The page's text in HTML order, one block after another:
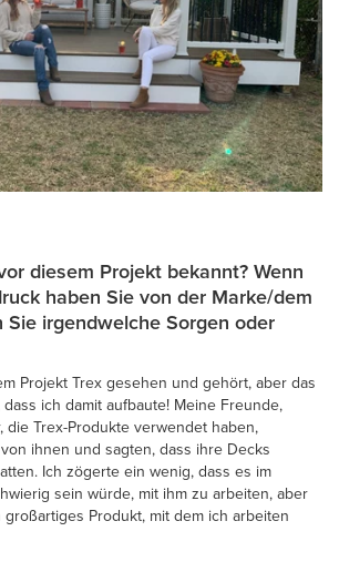
diesem Projekt bekannt? Wenn
haben Sie von der Marke/dem
Sie irgendwelche Sorgen oder
Projekt Trex gesehen und gehört, aber das
ich damit aufbaute! Meine Freunde,
die Trex-Produkte verwendet haben,
ihnen und sagten, dass ihre Decks
Ich zögerte ein wenig, dass es im
sein würde, mit ihm zu arbeiten, aber
Produkt, mit dem ich arbeiten